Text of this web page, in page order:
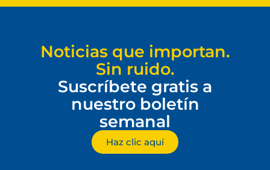
Noticias que importan.
Sin ruido.
Suscríbete gratis a
nuestro boletín
semanal
Haz clic aquí